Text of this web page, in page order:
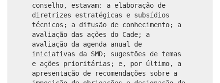
conselho, estavam: a elaboração de
diretrizes estratégicas e subsídios
técnicos; a difusão de conhecimento; a
avaliação das ações do Cade; a
avaliação da agenda anual de
iniciativas da SMD; sugestões de temas
e ações prioritárias; e, por último, a
apresentação de recomendações sobre a